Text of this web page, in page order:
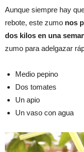
Aunque siempre hay
rebote, este zumo nos
dos kilos en una
zumo para adelgazar
Medio pepino
Dos tomates
Un apio
Un vaso con agua